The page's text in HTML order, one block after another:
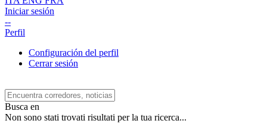
Iniciar sesión
--
Perfil
Configuración del perfil
Cerrar sesión
Busca en
Non sono stati trovati risultati per la tua ricerca...